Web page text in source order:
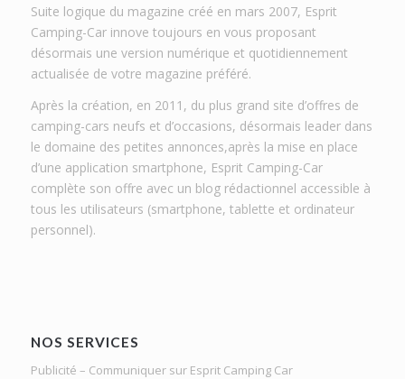
Suite logique du magazine créé en mars 2007, Esprit
Camping-Car innove toujours en vous proposant
désormais une version numérique et quotidiennement
actualisée de votre magazine préféré.
Après la création, en 2011, du plus grand site d’offres de
camping-cars neufs et d’occasions, désormais leader dans
le domaine des petites annonces,après la mise en place
d’une application smartphone, Esprit Camping-Car
complète son offre avec un blog rédactionnel accessible à
tous les utilisateurs (smartphone, tablette et ordinateur
personnel).
NOS SERVICES
Publicité – Communiquer sur Esprit Camping Car